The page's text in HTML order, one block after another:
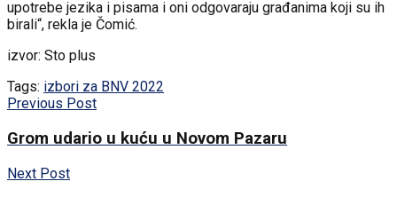
upotrebe jezika i pisama i oni odgovaraju građanima koji su ih
birali“, rekla je Čomić.
izvor: Sto plus
Tags: izbori za BNV 2022
Previous Post
Grom udario u kuću u Novom Pazaru
Next Post